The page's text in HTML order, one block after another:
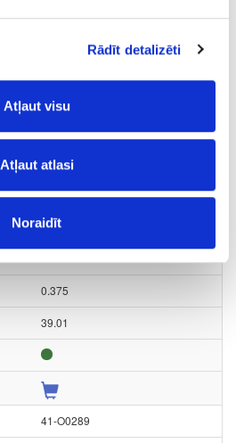
Rādīt detalizēti
Atļaut visu
Atļaut atlasi
Noraidīt
Intense colours 3132, grey beige
Piece
grey beige
0.375
39.01
41-O0289